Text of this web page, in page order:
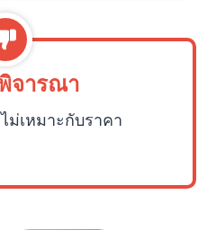
จารณา
ม่เหมาะกับราคา